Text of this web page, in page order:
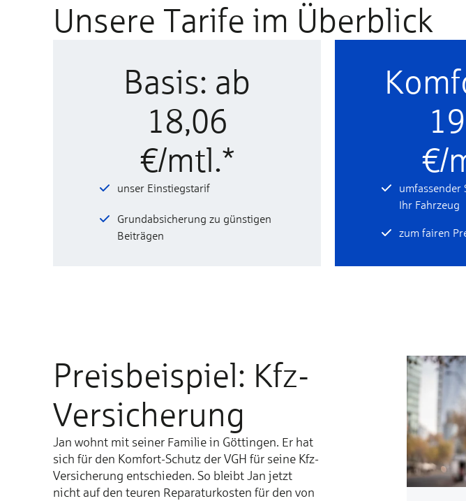
Unsere Tarife im Überblick
Basis: ab
18,06
€/mtl.*
unser Einstiegstarif
Grundabsicherung zu günstigen
Beiträgen
€/
umfassender
Ihr Fahrzeug
zum fairen
Preisbeispiel: Kfz-
Versicherung
Jan wohnt mit seiner Familie in Göttingen. Er hat
sich für den Komfort-Schutz der VGH für seine Kfz-
Versicherung entschieden. So bleibt Jan jetzt
nicht auf den teuren Reparaturkosten für den von